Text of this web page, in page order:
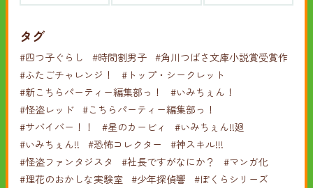
タグ
#四つ子ぐらし #時間割男子 #角川つばさ文庫小説賞受賞作
#ふたごチャレンジ！
#トップ・シークレット
#新こちらパーティー編集部っ！
#いみちぇん！
#怪盗レッド #こちらパーティー編集部っ！
#サバイバー！！
#星のカービィ
#いみちぇん!!廻
#いみちぇん!!
#恐怖コレクター
#神スキル!!!
#怪盗ファンタジスタ
#社長ですがなにか？
#マンガ化
#理花のおかしな実験室 #少年探偵響
#ぼくらシリーズ